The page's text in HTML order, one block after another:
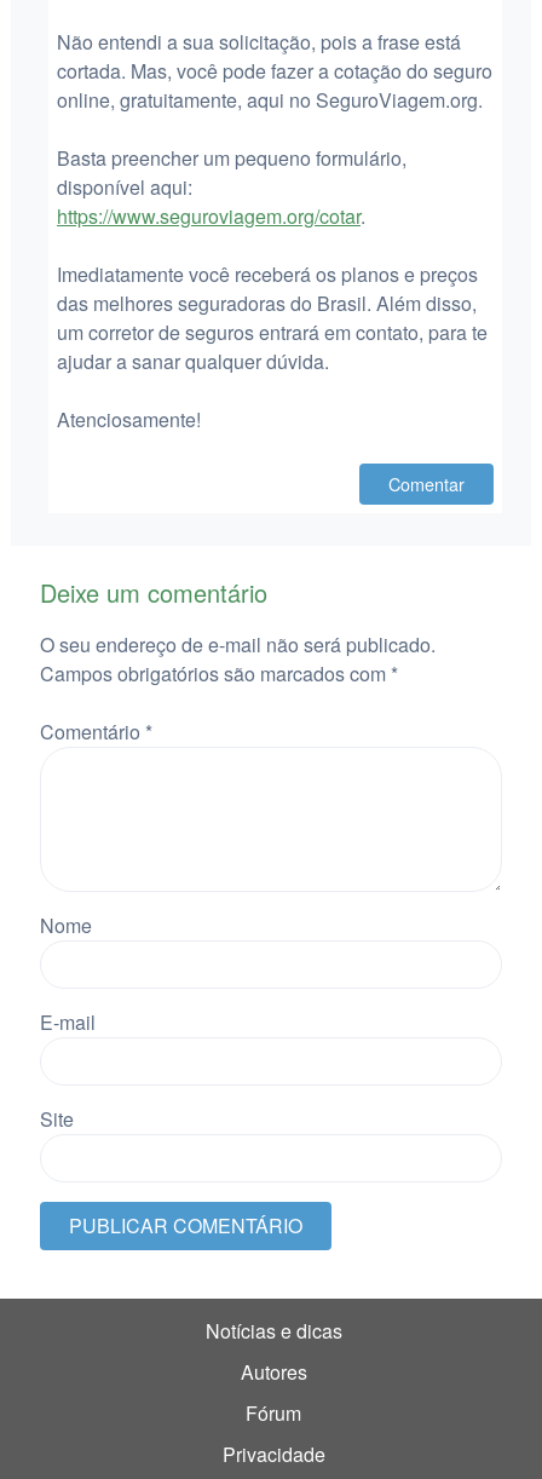
Não entendi a sua solicitação, pois a frase está
cortada. Mas, você pode fazer a cotação do seguro
online, gratuitamente, aqui no SeguroViagem.org.
Basta preencher um pequeno formulário,
disponível aqui:
https://www.seguroviagem.org/cotar.
Imediatamente você receberá os planos e preços
das melhores seguradoras do Brasil. Além disso,
um corretor de seguros entrará em contato, para te
ajudar a sanar qualquer dúvida.
Atenciosamente!
Comentar
Deixe um comentário
O seu endereço de e-mail não será publicado.
Campos obrigatórios são marcados com *
Comentário *
Nome
E-mail
Site
Notícias e dicas
Autores
Fórum
Privacidade